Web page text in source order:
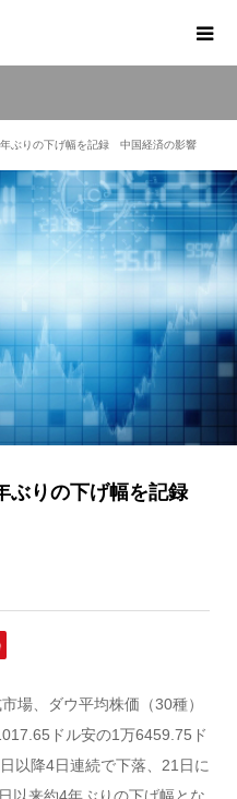
ぶりの下げ幅を記録 中国経済の影響
りの下げ幅を記録
場、ダウ平均株価（30種）
ドル安の1万6459.75ド
以降4日連続で下落、21日に